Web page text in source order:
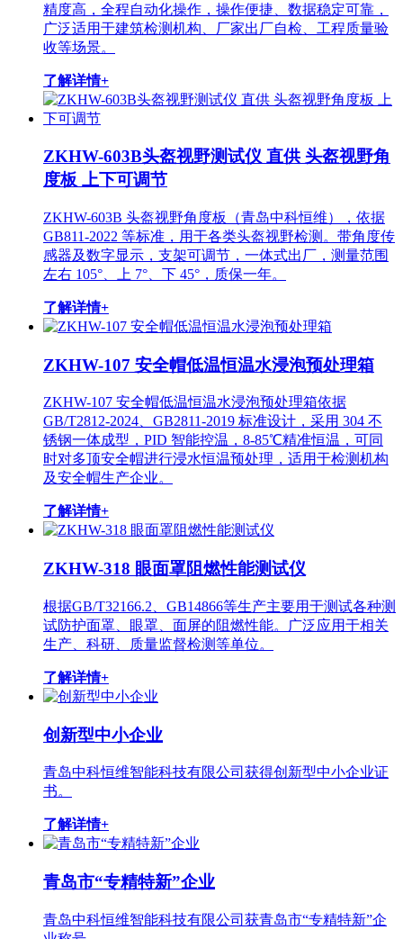
精度高，全程自动化操作，操作便捷、数据稳定可靠，
广泛适用于建筑检测机构、厂家出厂自检、工程质量验
收等场景。
了解详情+
ZKHW-603B头盔视野测试仪 直供 头盔视野角
度板 上下可调节
ZKHW-603B 头盔视野角度板（青岛中科恒维），依据
GB811-2022 等标准，用于各类头盔视野检测。带角度传
感器及数字显示，支架可调节，一体式出厂，测量范围
左右 105°、上 7°、下 45°，质保一年。
了解详情+
ZKHW-107 安全帽低温恒温水浸泡预处理箱
ZKHW-107 安全帽低温恒温水浸泡预处理箱依据
GB/T2812-2024、GB2811-2019 标准设计，采用 304 不
锈钢一体成型，PID 智能控温，8-85℃精准恒温，可同
时对多顶安全帽进行浸水恒温预处理，适用于检测机构
及安全帽生产企业。
了解详情+
ZKHW-318 眼面罩阻燃性能测试仪
根据GB/T32166.2、GB14866等生产主要用于测试各种测
试防护面罩、眼罩、面屏的阻燃性能。广泛应用于相关
生产、科研、质量监督检测等单位。
了解详情+
创新型中小企业
青岛中科恒维智能科技有限公司获得创新型中小企业证
书。
了解详情+
青岛市“专精特新”企业
青岛中科恒维智能科技有限公司获青岛市“专精特新”企